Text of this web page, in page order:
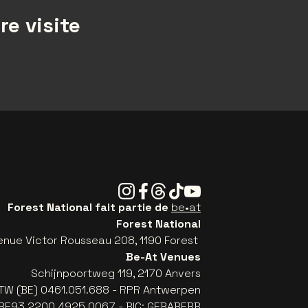
visite
Instagram
Facebook
Threads
TiktokYoutube
Forest National fait partie de be•at
Forest National
Victor Rousseau 208, 1190 Forest
Be-At Venues
Schijnpoortweg 119, 2170 Anvers
(BE) 0461.051.688 - RPR Antwerpen